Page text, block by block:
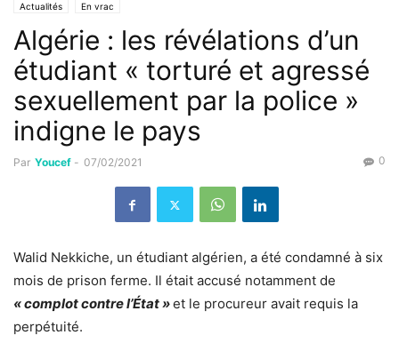
Actualités En vrac
Algérie : les révélations d’un
étudiant « torturé et agressé
sexuellement par la police »
indigne le pays
Par Youcef - 07/02/2021 0
Walid Nekkiche, un étudiant algérien, a été condamné à six
mois de prison ferme. Il était accusé notamment de
« complot contre l’État »et le procureur avait requis la
perpétuité.